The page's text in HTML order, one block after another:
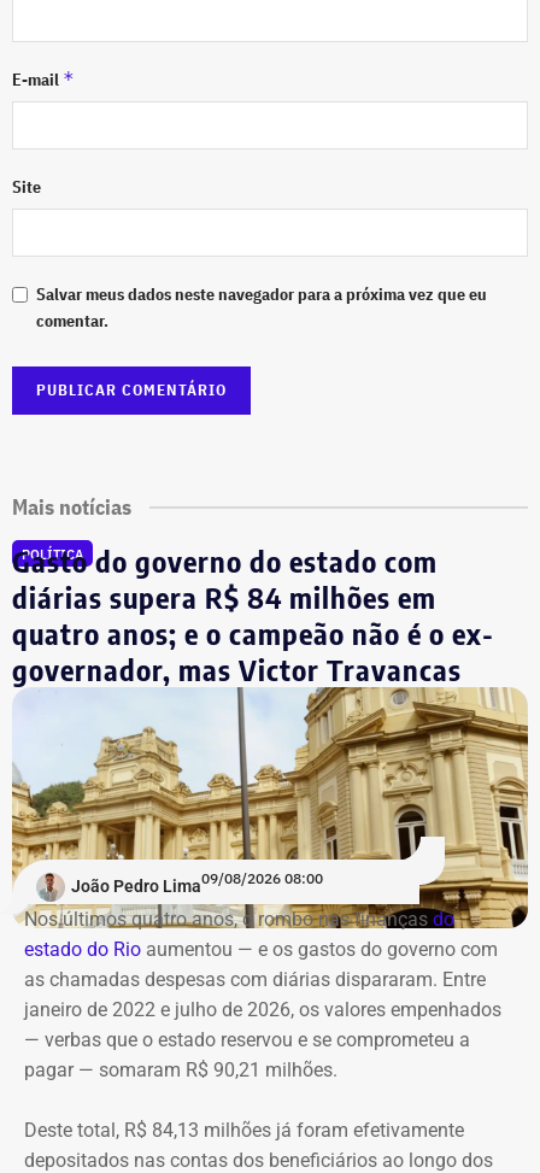
E-mail *
Site
Salvar meus dados neste navegador para a próxima vez que eu
comentar.
Mais notícias
POLÍTICA
Gasto do governo do estado com
diárias supera R$ 84 milhões em
quatro anos; e o campeão não é o ex-
governador, mas Victor Travancas
João Pedro Lima09/08/2026 08:00
Nos últimos quatro anos, o rombo nas finanças do
estado do Rio aumentou — e os gastos do governo com
as chamadas despesas com diárias dispararam. Entre
janeiro de 2022 e julho de 2026, os valores empenhados
— verbas que o estado reservou e se comprometeu a
pagar — somaram R$ 90,21 milhões.
Deste total, R$ 84,13 milhões já foram efetivamente
depositados nas contas dos beneficiários ao longo dos